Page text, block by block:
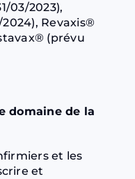
03/2023),
Revaxis®
(prévu
domaine de la
et les
et